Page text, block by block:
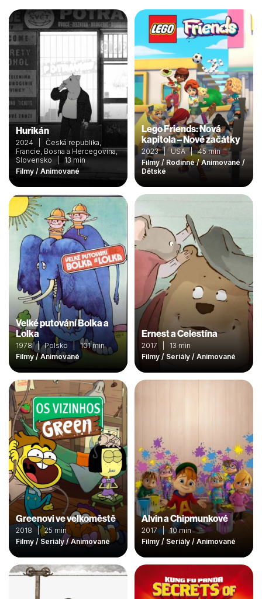
Hurikán
2024 | Česká republika,
Francie, Bosna a Hercegovina,
Slovensko | 13 min
Filmy / Animované
Lego Friends: Nová
kapitola – Nové začátky
2023 | USA | 45 min
Filmy / Rodinné / Animované /
Dětské
Velké putování Bolka a
Lolka
1978 | Polsko | 101 min
Filmy / Animované
Ernest a Celestína
2017 | 13 min
Filmy / Seriály / Animované
Greenovi ve velkoměstě
2018 | 25 min
Filmy / Seriály / Animované
Alvin a Chipmunkové
2017 | 10 min
Filmy / Seriály / Animované